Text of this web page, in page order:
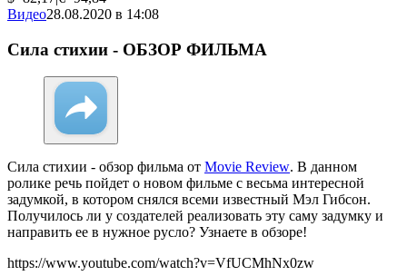
Видео28.08.2020 в 14:08
Сила стихии - ОБЗОР ФИЛЬМА
Сила стихии - обзор фильма от Movie Review. В данном
ролике речь пойдет о новом фильме с весьма интересной
задумкой, в котором снялся всеми известный Мэл Гибсон.
Получилось ли у создателей реализовать эту саму задумку и
направить ее в нужное русло? Узнаете в обзоре!
https://www.youtube.com/watch?v=VfUCMhNx0zw